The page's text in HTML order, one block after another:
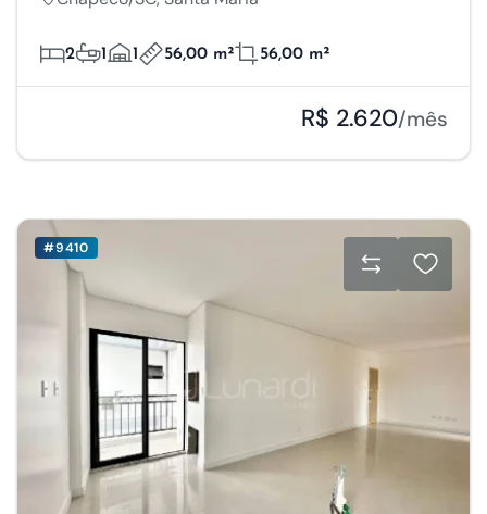
2 1 1 56,00 m² 56,00 m²
R$ 2.620/mês
#9410